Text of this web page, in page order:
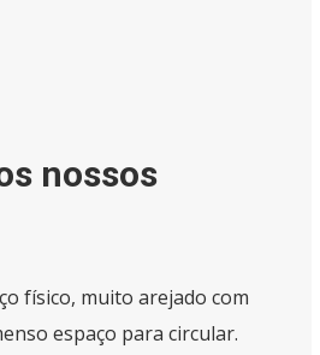
nossos
físico, muito arejado com
espaço para circular.